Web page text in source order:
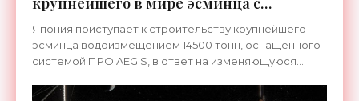
системой ПРО AEGIS - «Оружие»
Япония приступает к строительству крупнейшего
эсминца водоизмещением 14500 тонн, оснащенного
системой ПРО AEGIS, в ответ на изменяющуюся
ракетные